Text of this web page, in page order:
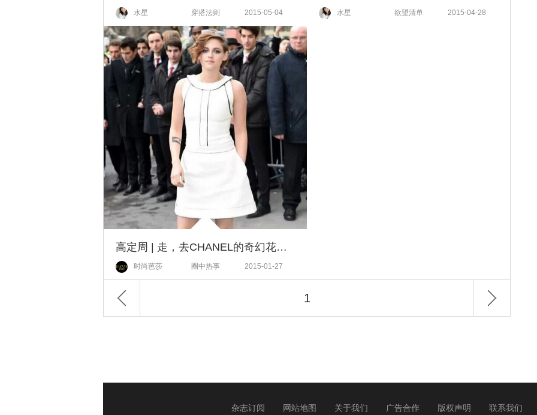
水星 穿搭法则 2015-05-04 水星 欲望清单 2015-04-28
高定周 | 走，去CHANEL的奇幻花园瞧一瞧
时尚芭莎 圈中热事 2015-01-27
1
杂志订阅 网站地图 关于我们 广告合作 版权声明 联系我们